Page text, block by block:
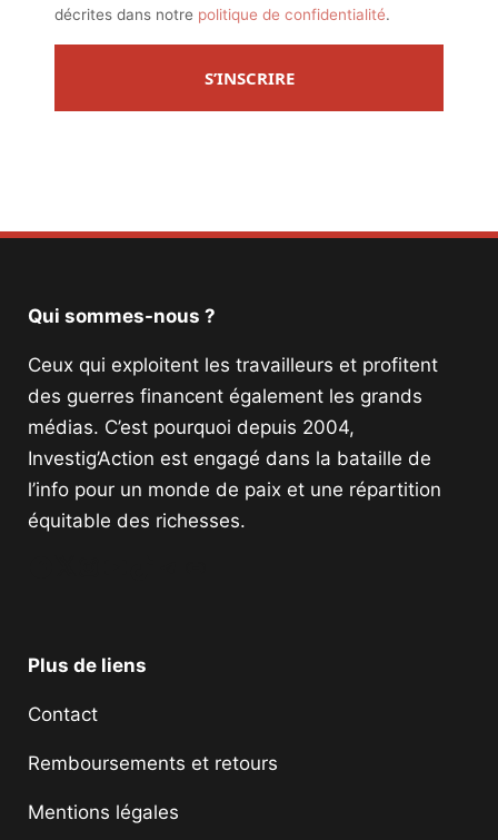
décrites dans notre politique de confidentialité.
S’INSCRIRE
Qui sommes-nous ?
Ceux qui exploitent les travailleurs et profitent
des guerres financent également les grands
médias. C’est pourquoi depuis 2004,
Investig’Action est engagé dans la bataille de
l’info pour un monde de paix et une répartition
équitable des richesses.
Plus de liens
Contact
Remboursements et retours
Mentions légales